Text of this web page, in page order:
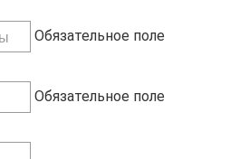
Обязательное поле
Обязательное поле